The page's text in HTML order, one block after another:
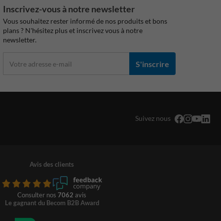
Inscrivez-vous à notre newsletter
Vous souhaitez rester informé de nos produits et bons
plans ? N'hésitez plus et inscrivez vous à notre
newsletter.
S'inscrire
Suivez nous
Avis des clients
Consulter nos 7062 avis
Le gagnant du Becom B2B Award